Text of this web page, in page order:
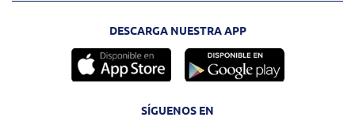
DESCARGA NUESTRA APP
SÍGUENOS EN